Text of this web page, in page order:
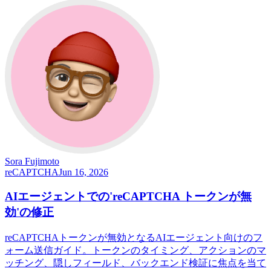
Sora Fujimoto
reCAPTCHAJun 16, 2026
AIエージェントでの'reCAPTCHA トークンが無
効'の修正
reCAPTCHAトークンが無効となるAIエージェント向けのフ
ォーム送信ガイド。トークンのタイミング、アクションのマ
ッチング、隠しフィールド、バックエンド検証に焦点を当て